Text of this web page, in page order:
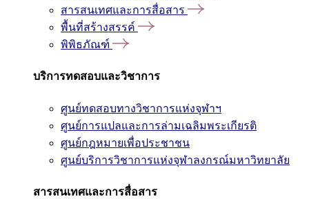
สารสนเทศและการสื่อสาร
พื้นที่สร้างสรรค์
พิพิธภัณฑ์
บริการทดสอบและวิชาการ
ศูนย์ทดสอบทางวิชาการแห่งจุฬาฯ
ศูนย์การแปลและการล่ามเฉลิมพระเกียรติ
ศูนย์กฎหมายเพื่อประชาชน
ศูนย์บริการวิชาการแห่งจุฬาลงกรณ์มหาวิทยาลัย
สารสนเทศและการสื่อสาร